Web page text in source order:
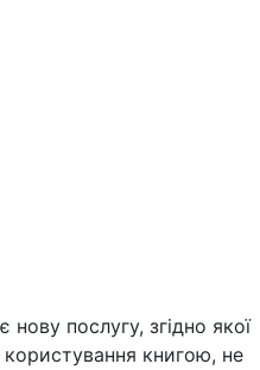
послугу, згідно якої
книгою, не